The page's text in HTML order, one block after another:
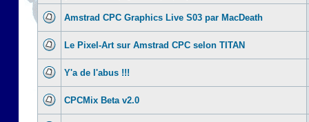
Amstrad CPC Graphics Live S03 par MacDeath
Le Pixel-Art sur Amstrad CPC selon TITAN
Y'a de l'abus !!!
CPCMix Beta v2.0